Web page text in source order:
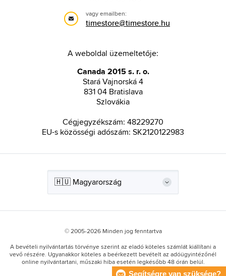
vagy emailben:
timestore@timestore.hu
A weboldal üzemeltetője:
Canada 2015 s. r. o.
Stará Vajnorská 4
831 04 Bratislava
Szlovákia
Cégjegyzékszám: 48229270
EU-s közösségi adószám: SK2120122983
© 2005-2026 Minden jog fenntartva
A bevételi nyilvántartás törvénye szerint az eladó köteles számlát kiállítani a
vevő részére. Ugyanakkor köteles a beérkezett bevételt az adóügyintézőnél
online nyilvántartani, műszaki hiba esetén legkésőbb 48 órán belül.
Segítségre van szüksége?